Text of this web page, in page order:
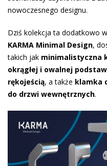
nowoczesnego designu.
Dziś kolekcja ta dodatkowo
KARMA Minimal Design,
takich jak minimalistyczna
okrągłej i owalnej
rękojeścią, a także klamka
do drzwi wewnętrznych.